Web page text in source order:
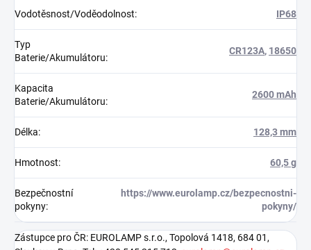
Vodotěsnost/Voděodolnost: IP68
Typ
Baterie/Akumulátoru:
CR123A, 18650
Kapacita
Baterie/Akumulátoru:
2600 mAh
Délka: 128,3 mm
Hmotnost: 60,5 g
Bezpečnostní
pokyny:
https://www.eurolamp.cz/bezpecnostni-
pokyny/
Zástupce pro ČR: EUROLAMP s.r.o., Topolová 1418, 684 01,